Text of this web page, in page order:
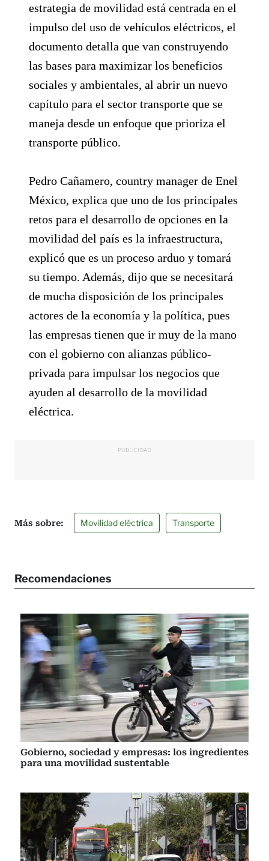
estrategia de movilidad está centrada en el
impulso del uso de vehículos eléctricos, el
documento detalla que van construyendo
las bases para maximizar los beneficios
sociales y ambientales, al abrir un nuevo
capítulo para el sector transporte que se
maneja desde un enfoque que prioriza el
transporte público.
Pedro Cañamero, country manager de Enel
México, explica que uno de los principales
retos para el desarrollo de opciones en la
movilidad del país es la infraestructura,
explicó que es un proceso arduo y tomará
su tiempo. Además, dijo que se necesitará
de mucha disposición de los principales
actores de la economía y la política, pues
las empresas tienen que ir muy de la mano
con el gobierno con alianzas público-
privada para impulsar los negocios que
ayuden al desarrollo de la movilidad
eléctrica.
PUBLICIDAD
Movilidad eléctrica Transporte
Recomendaciones
Gobierno, sociedad y empresas: los ingredientes
para una movilidad sustentable